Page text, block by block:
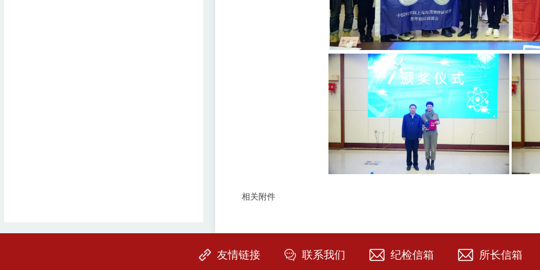
相关附件
友情链接 联系我们 纪检信箱 所长信箱